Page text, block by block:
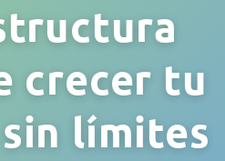
crecer tu
límites